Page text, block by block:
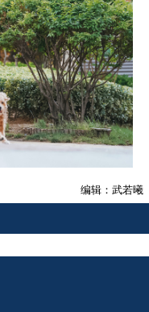
编辑：武若曦